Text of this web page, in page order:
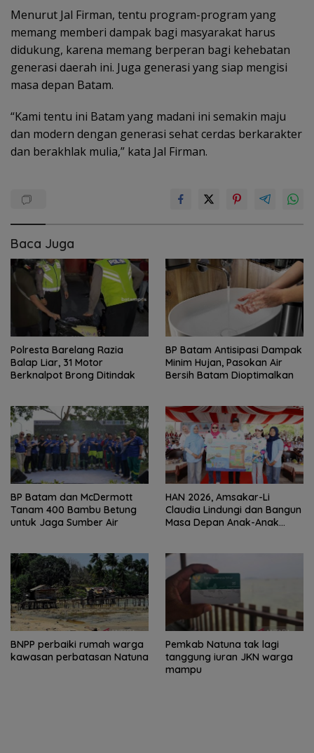
Menurut Jal Firman, tentu program-program yang
memang memberi dampak bagi masyarakat harus
didukung, karena memang berperan bagi kehebatan
generasi daerah ini. Juga generasi yang siap mengisi
masa depan Batam.
“Kami tentu ini Batam yang madani ini semakin maju
dan modern dengan generasi sehat cerdas berkarakter
dan berakhlak mulia,” kata Jal Firman.
Baca Juga
Polresta Barelang Razia
Balap Liar, 31 Motor
Berknalpot Brong Ditindak
BP Batam Antisipasi Dampak
Minim Hujan, Pasokan Air
Bersih Batam Dioptimalkan
BP Batam dan McDermott
Tanam 400 Bambu Betung
untuk Jaga Sumber Air
HAN 2026, Amsakar-Li
Claudia Lindungi dan Bangun
Masa Depan Anak-Anak
BNPP perbaiki rumah warga
kawasan perbatasan Natuna
Pemkab Natuna tak lagi
tanggung iuran JKN warga
mampu